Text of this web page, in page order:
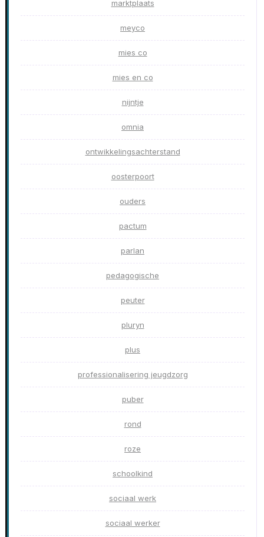
marktplaats
meyco
mies co
mies en co
nijntje
omnia
ontwikkelingsachterstand
oosterpoort
ouders
pactum
parlan
pedagogische
peuter
pluryn
plus
professionalisering jeugdzorg
puber
rond
roze
schoolkind
sociaal werk
sociaal werker